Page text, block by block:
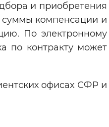
и приобретения
суммы компенсации и
По электронному
по контракту может
офисах СФР и